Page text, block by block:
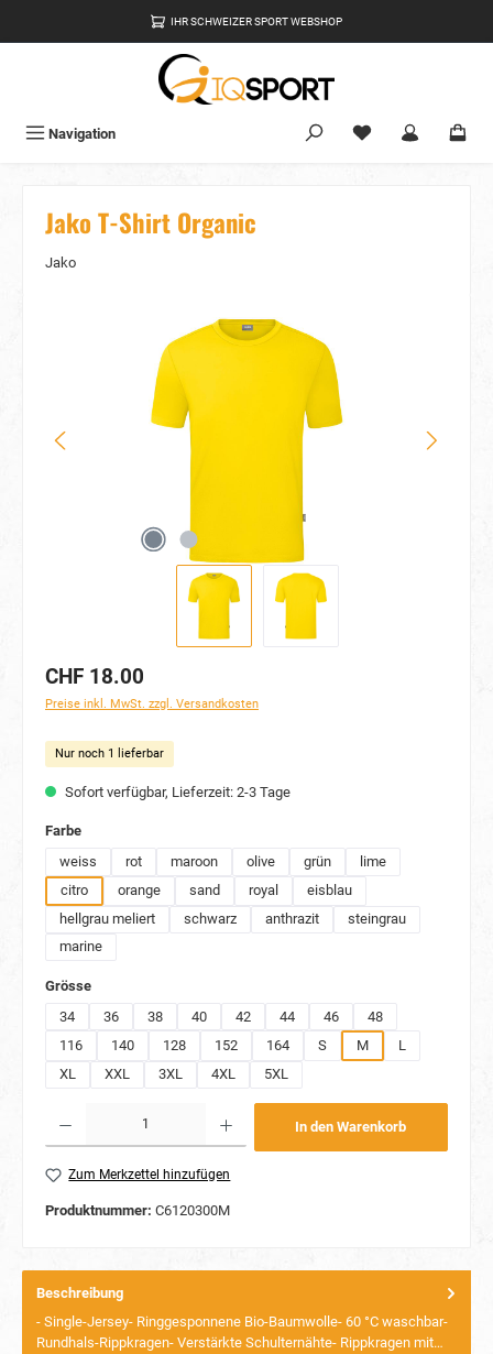
IHR SCHWEIZER SPORT WEBSHOP
Navigation Du hast 0
Jako T-Shirt Organic
Jako
Bildergalerie überspringen
CHF 18.00
Preise inkl. MwSt. zzgl. Versandkosten
Nur noch 1 lieferbar
Sofort verfügbar, Lieferzeit: 2-3 Tage
Farbeauswählen
weiss
rot maroon olive grün
lime
citro
orange sand royal
eisblau
hellgrau meliert
schwarz anthrazit
steingrau
marine
Grösseauswählen
34
36 38 40 42 44 46
48
116
140 128 152 164 S M
L
XL
XXL 3XL 4XL 5XL
In den Warenkorb
Zum Merkzettel hinzufügen
Produktnummer: C6120300M
Beschreibung
- Single-Jersey- Ringgesponnene Bio-Baumwolle- 60 °C waschbar-
Rundhals-Rippkragen- Verstärkte Schulternähte- Rippkragen mit…